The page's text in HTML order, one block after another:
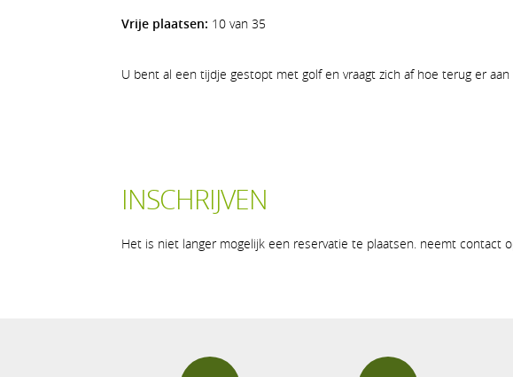
Vrije plaatsen: 10 van 35
U bent al een tijdje gestopt met golf en vraagt zich af hoe terug er
INSCHRIJVEN
Het is niet langer mogelijk een reservatie te plaatsen. neemt contact